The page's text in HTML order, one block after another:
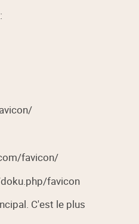
favicon/
favicon
C'est le plus